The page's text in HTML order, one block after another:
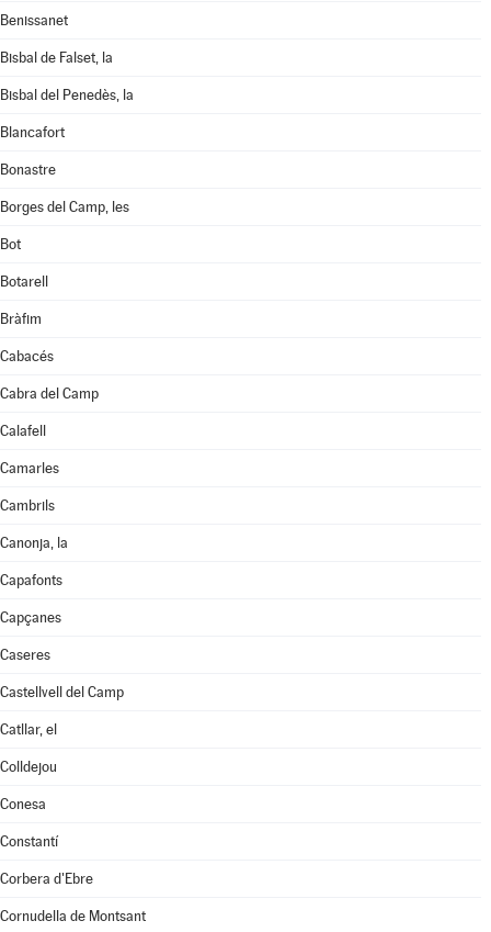
Benissanet
Bisbal de Falset, la
Bisbal del Penedès, la
Blancafort
Bonastre
Borges del Camp, les
Bot
Botarell
Bràfim
Cabacés
Cabra del Camp
Calafell
Camarles
Cambrils
Canonja, la
Capafonts
Capçanes
Caseres
Castellvell del Camp
Catllar, el
Colldejou
Conesa
Constantí
Corbera d'Ebre
Cornudella de Montsant